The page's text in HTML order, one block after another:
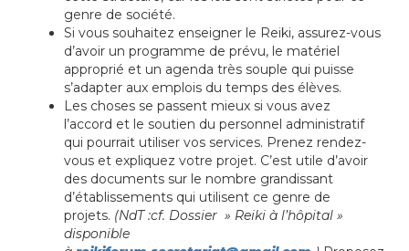
genre de société.
Si vous souhaitez enseigner le Reiki, assurez-vous
d’avoir un programme de prévu, le matériel
approprié et un agenda très souple qui puisse
s’adapter aux emplois du temps des élèves.
Les choses se passent mieux si vous avez
l’accord et le soutien du personnel administratif
qui pourrait utiliser vos services. Prenez rendez-
vous et expliquez votre projet. C’est utile d’avoir
des documents sur le nombre grandissant
d’établissements qui utilisent ce genre de
projets. (NdT :cf. Dossier » Reiki à l’hôpital »
disponible